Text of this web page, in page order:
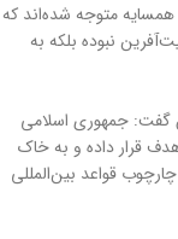
همسایه متوجه شده‌اند که
نبوده بلکه به
گفت: جمهوری اسلامی
هدف قرار داده و به خاک
قواعد بین‌المللی